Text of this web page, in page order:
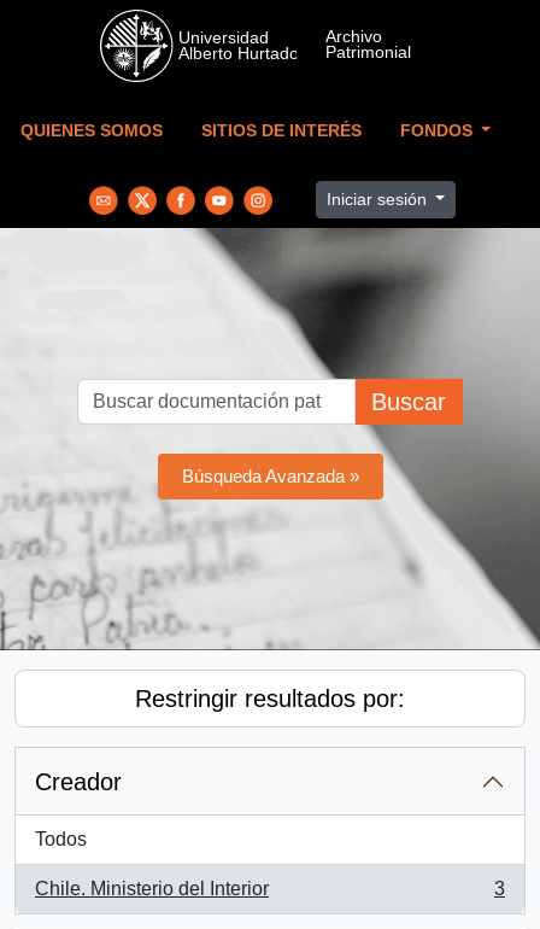
Skip to main content
QUIENES SOMOS SITIOS DE INTERÉS FONDOS
Iniciar sesión
Buscar
Búsqueda Avanzada »
Restringir resultados por:
Creador
Todos
Chile. Ministerio del Interior
, 3 resultados
3